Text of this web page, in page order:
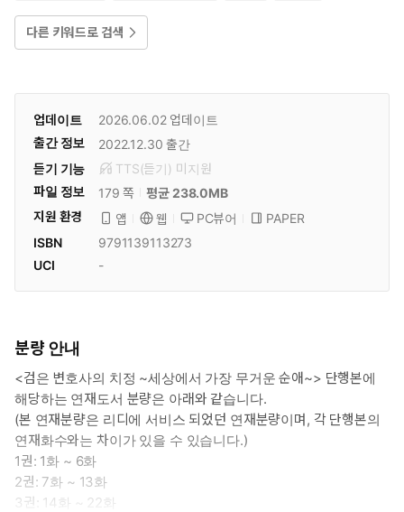
다른 키워드로 검색
업데이트 2026.06.02업데이트
출간 정보
2022.12.30 출간
듣기 기능
TTS(듣기) 미 지원
파일 정보
179 쪽
평균 238.0MB
지원 환경
앱 웹 PC뷰어
PAPER
ISBN
9791139113273
UCI
-
분량 안내
<검은 변호사의 치정 ~세상에서 가장 무거운 순애~> 단행본에
해당하는 연재도서 분량은 아래와 같습니다.
(본 연재분량은 리디에 서비스 되었던 연재분량이며, 각 단행본의
연재화수와는 차이가 있을 수 있습니다.)
1권: 1화 ~ 6화
2권: 7화 ~ 13화
3권: 14화 ~ 22화